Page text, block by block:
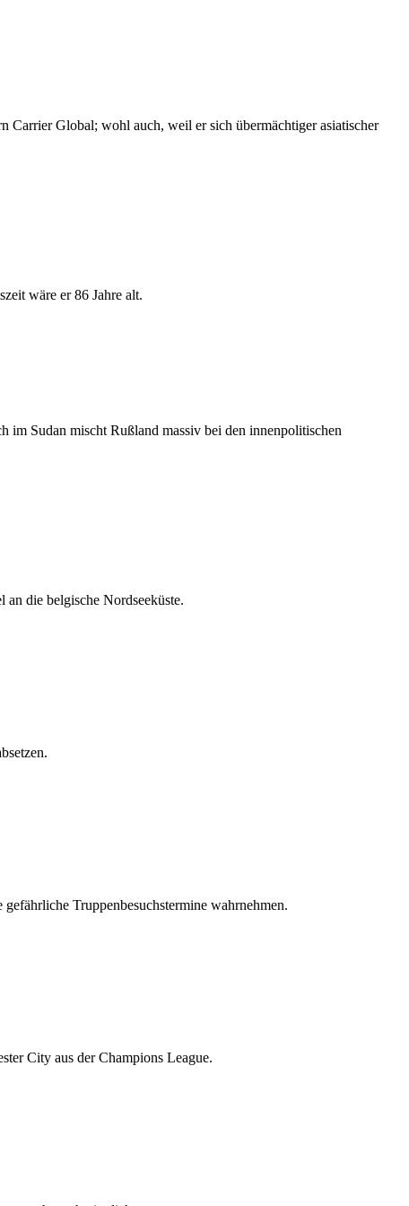
Carrier Global; wohl auch, weil er sich übermächtiger asiatischer
wäre er 86 Jahre alt.
Sudan mischt Rußland massiv bei den innenpolitischen
die belgische Nordseeküste.
Truppenbesuchstermine wahrnehmen.
City aus der Champions League.